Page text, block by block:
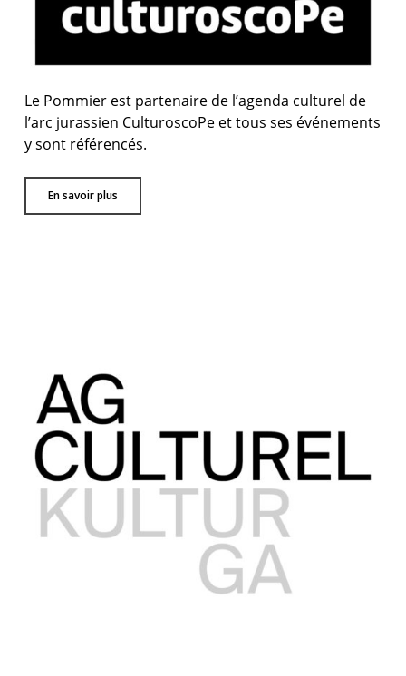
Le Pommier est partenaire de l’agenda culturel de
l’arc jurassien CulturoscoPe et tous ses événements
y sont référencés.
En savoir plus